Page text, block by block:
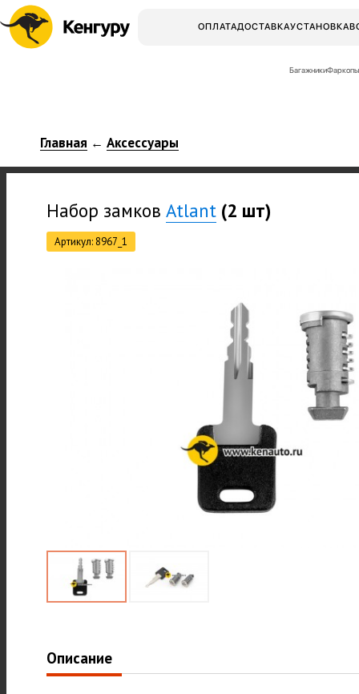
ОПЛАТАДОСТАВКАУСТАНОВКА
БагажникиФаркопы
Главная ← Аксессуары
Набор замков Atlant (2 шт)
Артикул: 8967_1
Описание